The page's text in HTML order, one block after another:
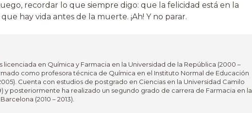
recordar lo que siempre digo: que la felicidad está en la
hay vida antes de la muerte. ¡Ah! Y no parar.
licenciada en Química y Farmacia en la Universidad de la República (2000 –
como profesora técnica de Química en el Instituto Normal de Educación
Cuenta con estudios de postgrado en Ciencias en la Universidad Camilo
y posteriormente ha realizado un segundo grado de carrera de Farmacia en la
(2010 – 2013).